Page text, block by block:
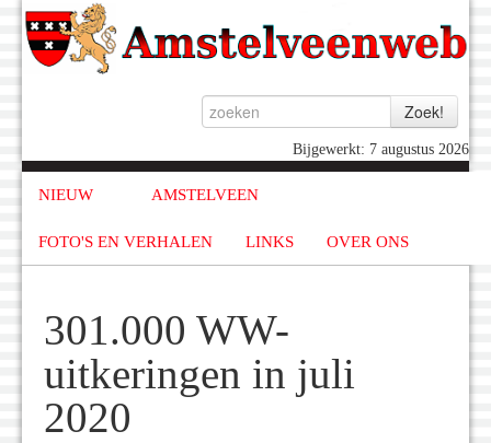
Bijgewerkt: 7 augustus 2026
NIEUW AMSTELVEEN
FOTO'S EN VERHALEN LINKS OVER ONS
301.000 WW-
uitkeringen in juli
2020